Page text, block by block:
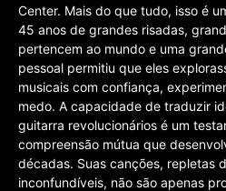
Center. Mais do que tudo, isso é
45 anos de grandes risadas,
pertencem ao mundo e uma
pessoal permitiu que eles
musicais com confiança,
medo. A capacidade de traduzir
guitarra revolucionários é um
compreensão mútua que
décadas. Suas canções, repletas
inconfundíveis, não são apenas